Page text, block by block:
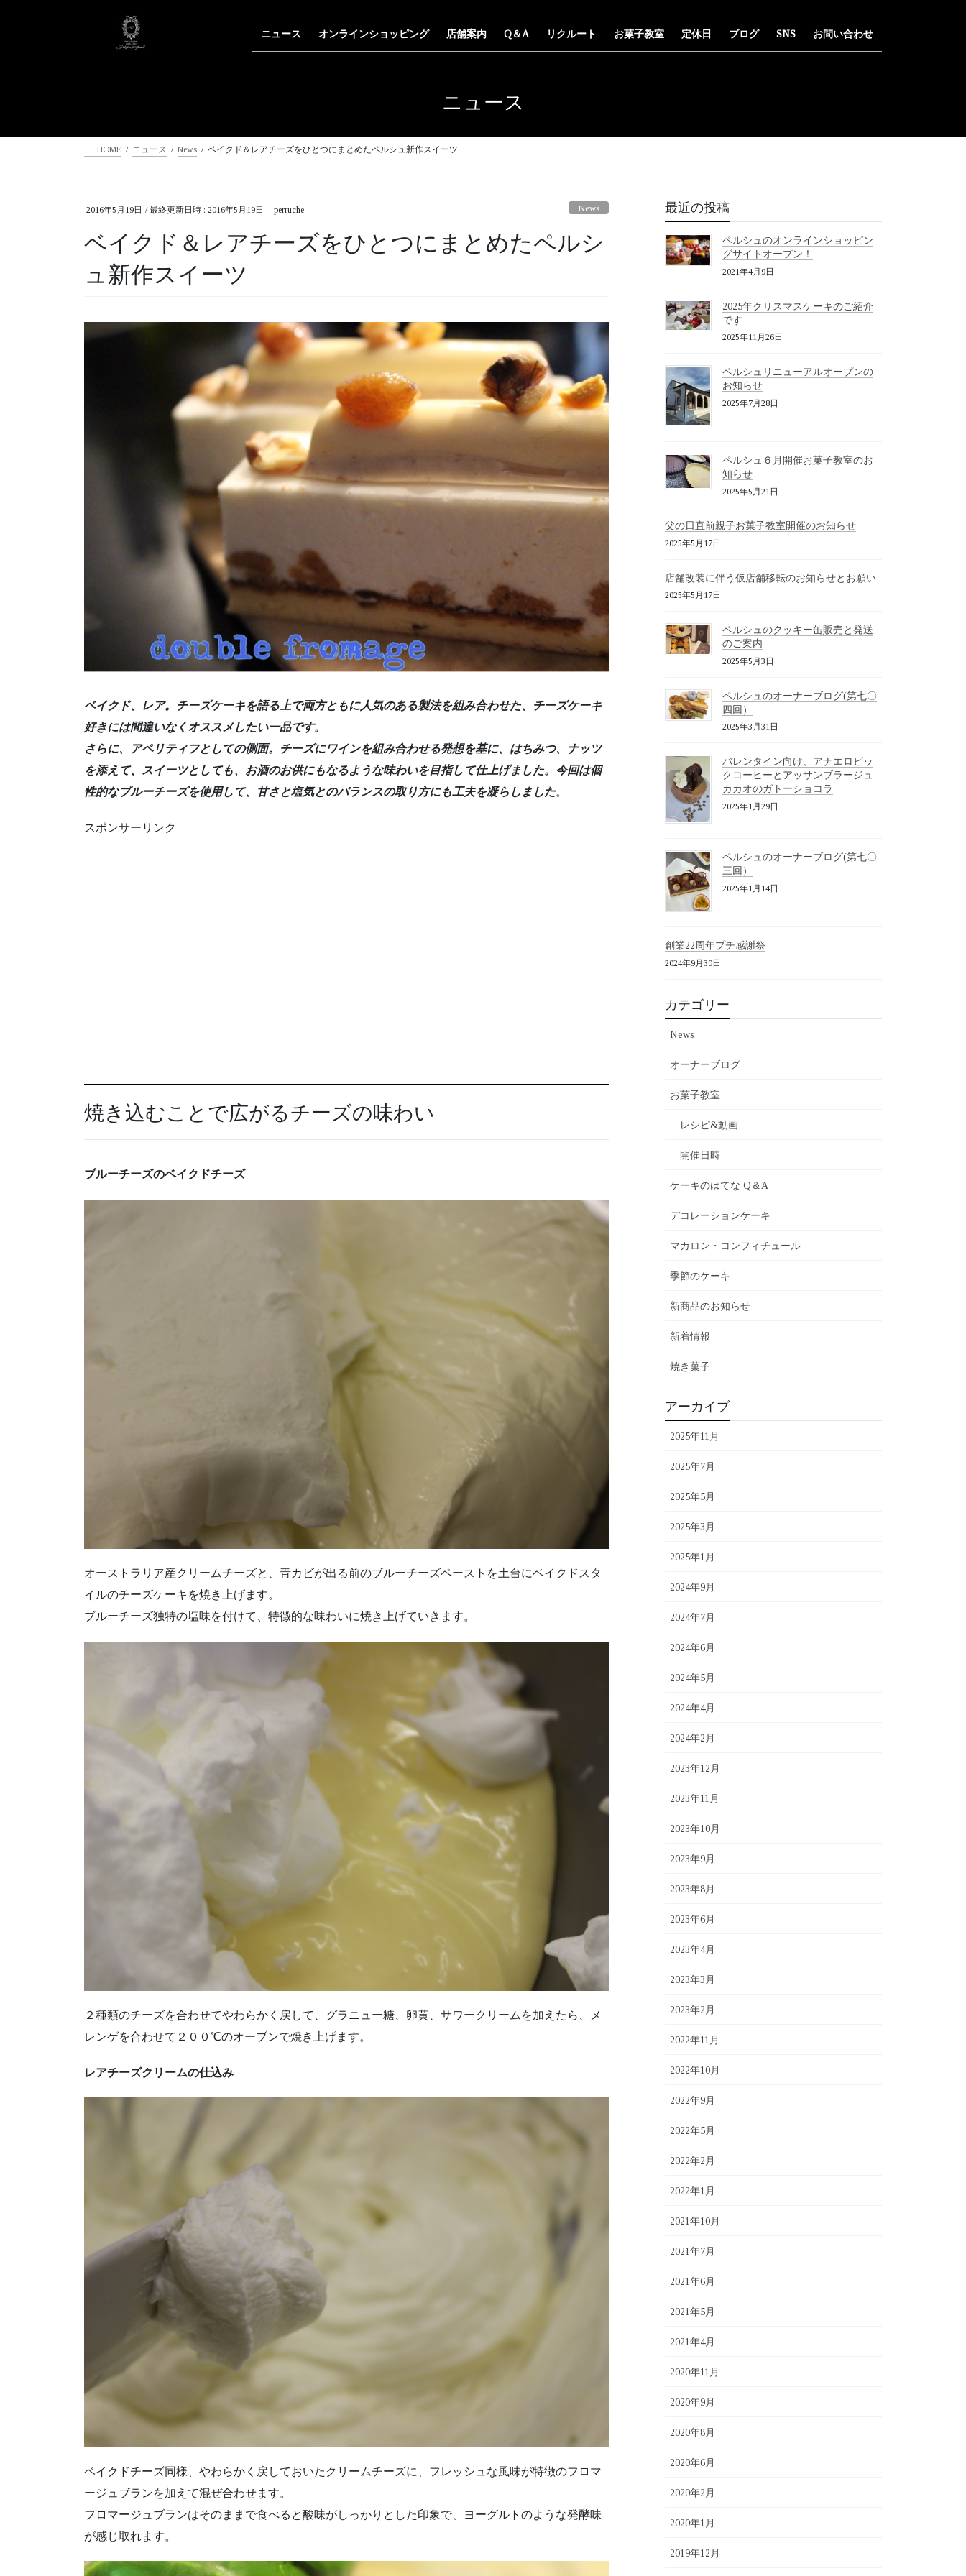
ニュース オンラインショッピング 店舗案内 Q＆A リクルート お菓子教室 定休日 ブログ SNS お問い合わせ
ニュース
HOME ニュース News ベイクド＆レアチーズをひとつにまとめたペルシュ新作スイーツ
2016年5月19日 / 最終更新日時 : 2016年5月19日 perruche News
ベイクド＆レアチーズをひとつにまとめたペルシ
ュ新作スイーツ
ベイクド、レア。チーズケーキを語る上で両方ともに人気のある製法を組み合わせた、チーズケーキ
好きには間違いなくオススメしたい一品です。
さらに、アペリティフとしての側面。チーズにワインを組み合わせる発想を基に、はちみつ、ナッツ
を添えて、スイーツとしても、お酒のお供にもなるような味わいを目指して仕上げました。今回は個
性的なブルーチーズを使用して、甘さと塩気とのバランスの取り方にも工夫を凝らしました。
スポンサーリンク
焼き込むことで広がるチーズの味わい
ブルーチーズのベイクドチーズ
オーストラリア産クリームチーズと、青カビが出る前のブルーチーズペーストを土台にベイクドスタ
イルのチーズケーキを焼き上げます。
ブルーチーズ独特の塩味を付けて、特徴的な味わいに焼き上げていきます。
２種類のチーズを合わせてやわらかく戻して、グラニュー糖、卵黄、サワークリームを加えたら、メ
レンゲを合わせて２００℃のオーブンで焼き上げます。
レアチーズクリームの仕込み
ベイクドチーズ同様、やわらかく戻しておいたクリームチーズに、フレッシュな風味が特徴のフロマ
ージュブランを加えて混ぜ合わせます。
フロマージュブランはそのままで食べると酸味がしっかりとした印象で、ヨーグルトのような発酵味
が感じ取れます。
最近の投稿
ペルシュのオンラインショッピン
グサイトオープン！
2021年4月9日
2025年クリスマスケーキのご紹介
です
2025年11月26日
ペルシュリニューアルオープンの
お知らせ
2025年7月28日
ペルシュ６月開催お菓子教室のお
知らせ
2025年5月21日
父の日直前親子お菓子教室開催のお知らせ
2025年5月17日
店舗改装に伴う仮店舗移転のお知らせとお願い
2025年5月17日
ペルシュのクッキー缶販売と発送
のご案内
2025年5月3日
ペルシュのオーナーブログ(第七〇
四回）
2025年3月31日
バレンタイン向け、アナエロビッ
クコーヒーとアッサンブラージュ
カカオのガトーショコラ
2025年1月29日
ペルシュのオーナーブログ(第七〇
三回）
2025年1月14日
創業22周年プチ感謝祭
2024年9月30日
カテゴリー
News
オーナーブログ
お菓子教室
レシピ&動画
開催日時
ケーキのはてな Q＆A
デコレーションケーキ
マカロン・コンフィチュール
季節のケーキ
新商品のお知らせ
新着情報
焼き菓子
アーカイブ
2025年11月
2025年7月
2025年5月
2025年3月
2025年1月
2024年9月
2024年7月
2024年6月
2024年5月
2024年4月
2024年2月
2023年12月
2023年11月
2023年10月
2023年9月
2023年8月
2023年6月
2023年4月
2023年3月
2023年2月
2022年11月
2022年10月
2022年9月
2022年5月
2022年2月
2022年1月
2021年10月
2021年7月
2021年6月
2021年5月
2021年4月
2020年11月
2020年9月
2020年8月
2020年6月
2020年2月
2020年1月
2019年12月